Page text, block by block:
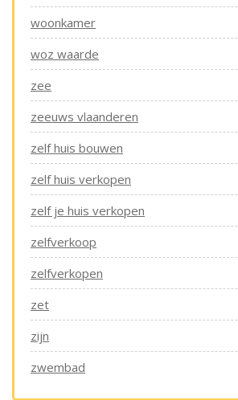
woonkamer
woz waarde
zee
zeeuws vlaanderen
zelf huis bouwen
zelf huis verkopen
zelf je huis verkopen
zelfverkoop
zelfverkopen
zet
zijn
zwembad